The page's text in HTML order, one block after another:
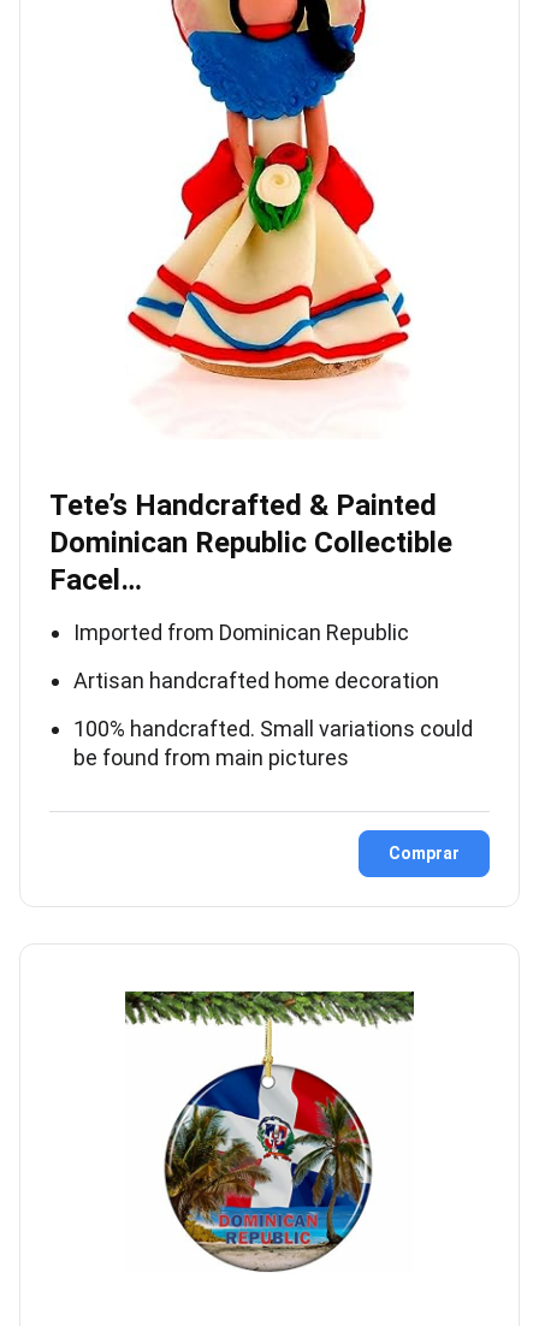
Tete’s Handcrafted & Painted
Dominican Republic Collectible
Facel…
Imported from Dominican Republic
Artisan handcrafted home decoration
100% handcrafted. Small variations could
be found from main pictures
Comprar